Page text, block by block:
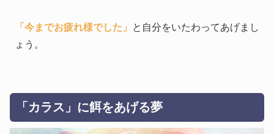
「今までお疲れ様でした」
と自分をいたわってあげまし
ょう。
「カラス」に餌をあげる夢